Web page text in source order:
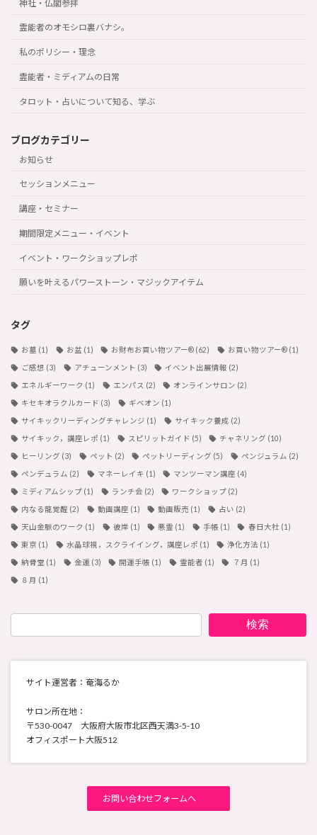
神社・仏閣参拝
霊能者のオモシロ裏バナシ。
私のポリシー・理念
霊能者・ミディアムの日常
タロット・占いについて知る、学ぶ
ブログカテゴリー
お知らせ
セッションメニュー
講座・セミナー
期間限定メニュー・イベント
イベント・ワークショップレポ
願いを叶えるパワーストーン・マジックアイテム
タグ
お墓 (1) お盆 (1) お財布お買い物ツアー®︎ (62) お買い物ツアー®︎(1)
ご感想 (3) アチューンメント (3) イベント出展情報 (2)
エネルギーワーク (1) エンパス (2) オンラインサロン (2)
キセキオラクルカード (3) ギベオン (1)
サイキックリーディングチャレンジ (1) サイキック養成 (2)
サイキック，講座レポ (1) スピリットガイド (5) チャネリング (10)
ヒーリング (3) ペット (2) ペットリーディング (5) ペンジュラム (2)
ペンデュラム (2) マネーレイキ (1) マンツーマン講座 (4)
ミディアムシップ (1) ランチ会 (2) ワークショップ (2)
内なる龍覚醒 (2) 動画講座 (1) 動画販売 (1) 占い (2)
天山金脈のワーク (1) 彼岸 (1) 悪霊 (1) 手帳 (1) 春日大社(1)
東京 (1) 水晶球視，スクライイング，講座レポ (1) 浄化方法 (1)
納骨堂 (1) 金運 (3) 開運手帳 (1) 霊能者 (1) ７月 (1)
８月 (1)
検索
サイト運営者：奄海るか
サロン所在地：
〒530-0047 大阪府大阪市北区西天満3-5-10
オフィスポート大阪512
お問い合わせフォームへ